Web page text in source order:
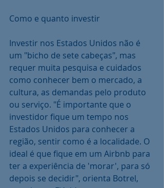
Como e quanto investir
Investir nos Estados Unidos não é
um "bicho de sete cabeças", mas
requer muita pesquisa e cuidados
como conhecer bem o mercado, a
cultura, as demandas pelo produto
ou serviço. "É importante que o
investidor fique um tempo nos
Estados Unidos para conhecer a
região, sentir como é a localidade. O
ideal é que fique em um Airbnb para
ter a experiência de 'morar', para só
depois se decidir", orienta Botrel,